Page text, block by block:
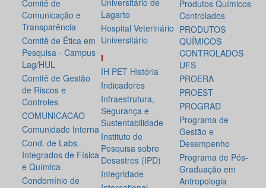
Comitê de
Comunicação e
Transparência
Comitê de Ética em
Pesquisa - Campus
Lag/HUL
Comitê de Gestão
de Riscos e
Controles
COMUNICACAO
Comunidade Interna
Cond. de Labs.
Integrados de Física
e Química
Condomínio de
Universitário de
Lagarto
Hospital Veterinário
Universitário
I
IH PET História
Indicadores
Infraestrutura,
Segurança e
Sustentabilidade
Instituto de
Pesquisa sobre
Desastres (IPD)
Integridade
Produtos Químicos
Controlados
PRODUTOS
QUÍMICOS
CONTROLADOS
UFS
PROERA
PROEST
PROGRAD
Programa de
Gestão e
Desempenho
Programa de Pós-
Graduação em
Antropologia